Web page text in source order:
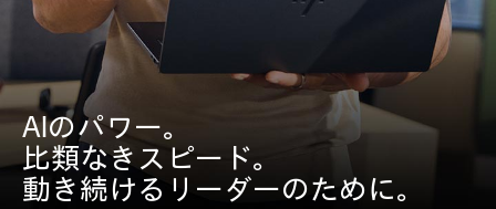
AIのパワー。
比類なきスピード。
動き続けるリーダーのために。